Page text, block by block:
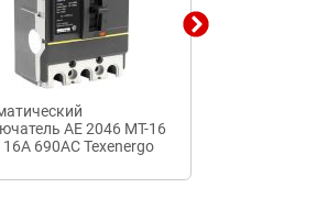
АЕ 2046 МТ-16
690АС Texenergo